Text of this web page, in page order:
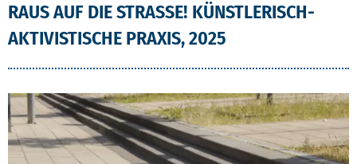
RAUS AUF DIE STRASSE! KÜNSTLERISCH-A
KTIVISTISCHE PRAXIS, 2025